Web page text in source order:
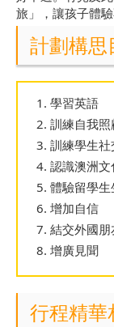
旅」，讓孩子體驗
計劃構思
學習英語
訓練自我
訓練學生
認識澳洲文
體驗留學生
增加自信
結交外國朋
增廣見聞
行程精華